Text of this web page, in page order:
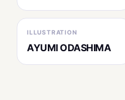
ILLUSTRATION
AYUMI ODASHIMA